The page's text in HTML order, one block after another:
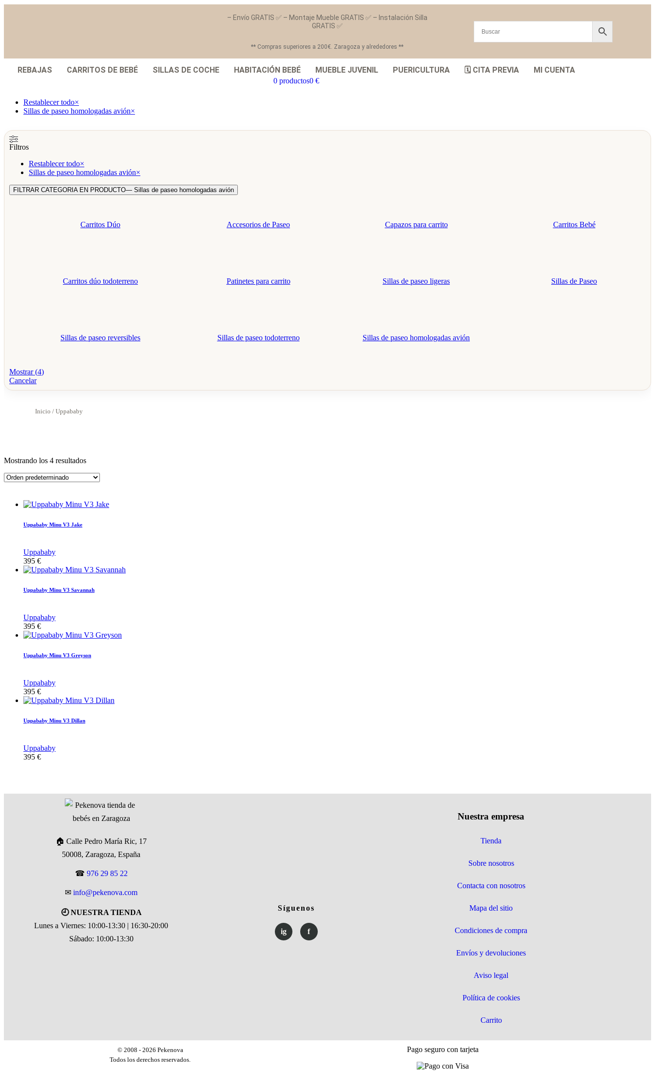
– Envío GRATIS ✅ – Montaje Mueble GRATIS ✅ – Instalación Silla
GRATIS ✅
** Compras superiores a 200€. Zaragoza y alrededores **
REBAJAS CARRITOS DE BEBÉ SILLAS DE COCHE HABITACIÓN BEBÉ MUEBLE JUVENIL PUERICULTURA 🗓️ CITA PREVIA MI CUENTA
0 productos0 €
Restablecer todo×
Sillas de paseo homologadas avión×
Filtros
Restablecer todo×
Sillas de paseo homologadas avión×
FILTRAR CATEGORIA EN PRODUCTO— Sillas de paseo homologadas avión
Carritos Dúo Accesorios de Paseo Capazos para carrito Carritos Bebé
Carritos dúo todoterreno Patinetes para carrito Sillas de paseo ligeras Sillas de Paseo
Sillas de paseo reversibles Sillas de paseo todoterreno Sillas de paseo homologadas avión
Mostrar(4)
Cancelar
Inicio / Uppababy
Mostrando los 4 resultados
Uppababy Minu V3 Jake
Uppababy
395 €
Uppababy Minu V3 Savannah
Uppababy
395 €
Uppababy Minu V3 Greyson
Uppababy
395 €
Uppababy Minu V3 Dillan
Uppababy
395 €
🏠 Calle Pedro María Ric, 17
50008, Zaragoza, España
☎ 976 29 85 22
✉info@pekenova.com
🕘 NUESTRA TIENDA
Lunes a Viernes: 10:00-13:30 | 16:30-20:00
Sábado: 10:00-13:30
Síguenos
ig f
Nuestra empresa
Tienda
Sobre nosotros
Contacta con nosotros
Mapa del sitio
Condiciones de compra
Envíos y devoluciones
Aviso legal
Política de cookies
Carrito
© 2008 - 2026 Pekenova
Todos los derechos reservados.
Pago seguro con tarjeta